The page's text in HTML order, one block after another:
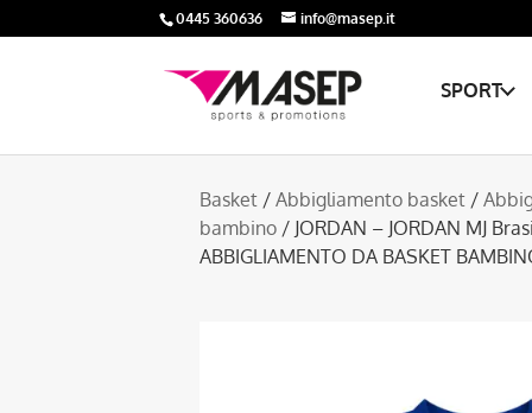
0445 360636 info@masep.it
SPORT
Basket / Abbigliamento basket /
bambino / JORDAN – JORDAN MJ
ABBIGLIAMENTO DA BASKET